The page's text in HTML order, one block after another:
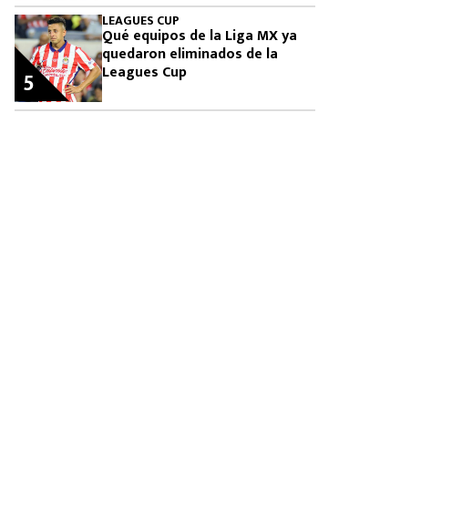
LEAGUES CUP
Qué equipos de la Liga MX ya
quedaron eliminados de la
Leagues Cup
5